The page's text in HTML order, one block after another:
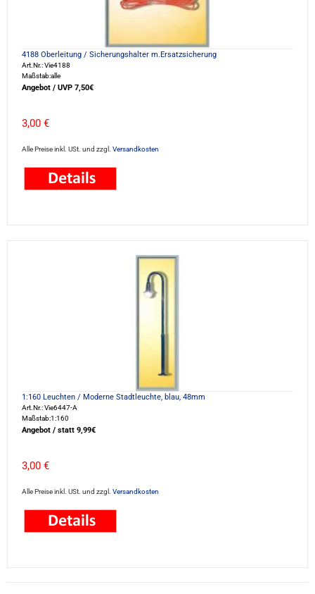
4188 Oberleitung / Sicherungshalter m.Ersatzsicherung
Art.Nr.: Vie4188
Maßstab:alle
Angebot / UVP 7,50€
3,00 €
Alle Preise inkl. USt. und zzgl. Versandkosten
1:160 Leuchten / Moderne Stadtleuchte, blau, 48mm
Art.Nr.: Vie6447-A
Maßstab:1:160
Angebot / statt 9,99€
3,00 €
Alle Preise inkl. USt. und zzgl. Versandkosten